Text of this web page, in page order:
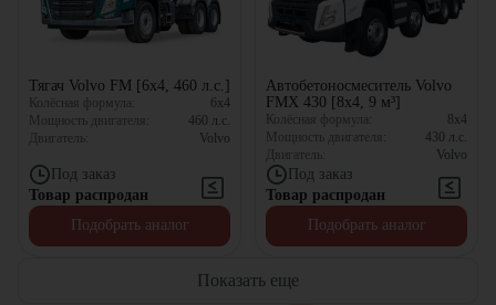
Тягач Volvo FM [6х4, 460 л.с.]
Колёсная формула:
6x4
Мощность двигателя:
460 л.с.
Двигатель:
Volvo
Под заказ
Товар распродан
Подобрать аналог
Автобетоносмеситель Volvo
FMX 430 [8x4, 9 м³]
Колёсная формула:
8x4
Мощность двигателя:
430 л.с.
Двигатель:
Volvo
Под заказ
Товар распродан
Подобрать аналог
Показать еще